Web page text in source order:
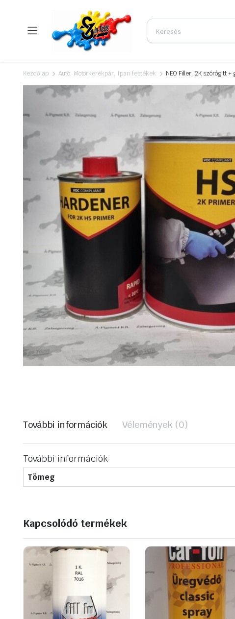
Kezdőlap Autó, Motorkerékpár, Ipari festékek NEO Filler, 2K szórógitt
További információk Vélemények (0)
További információk
Tömeg
Kapcsolódó termékek